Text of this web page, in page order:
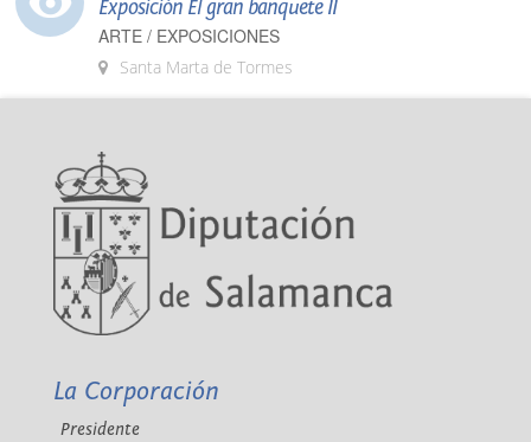
Exposición El gran banquete II
ARTE / EXPOSICIONES
Santa Marta de Tormes
La Corporación
Presidente